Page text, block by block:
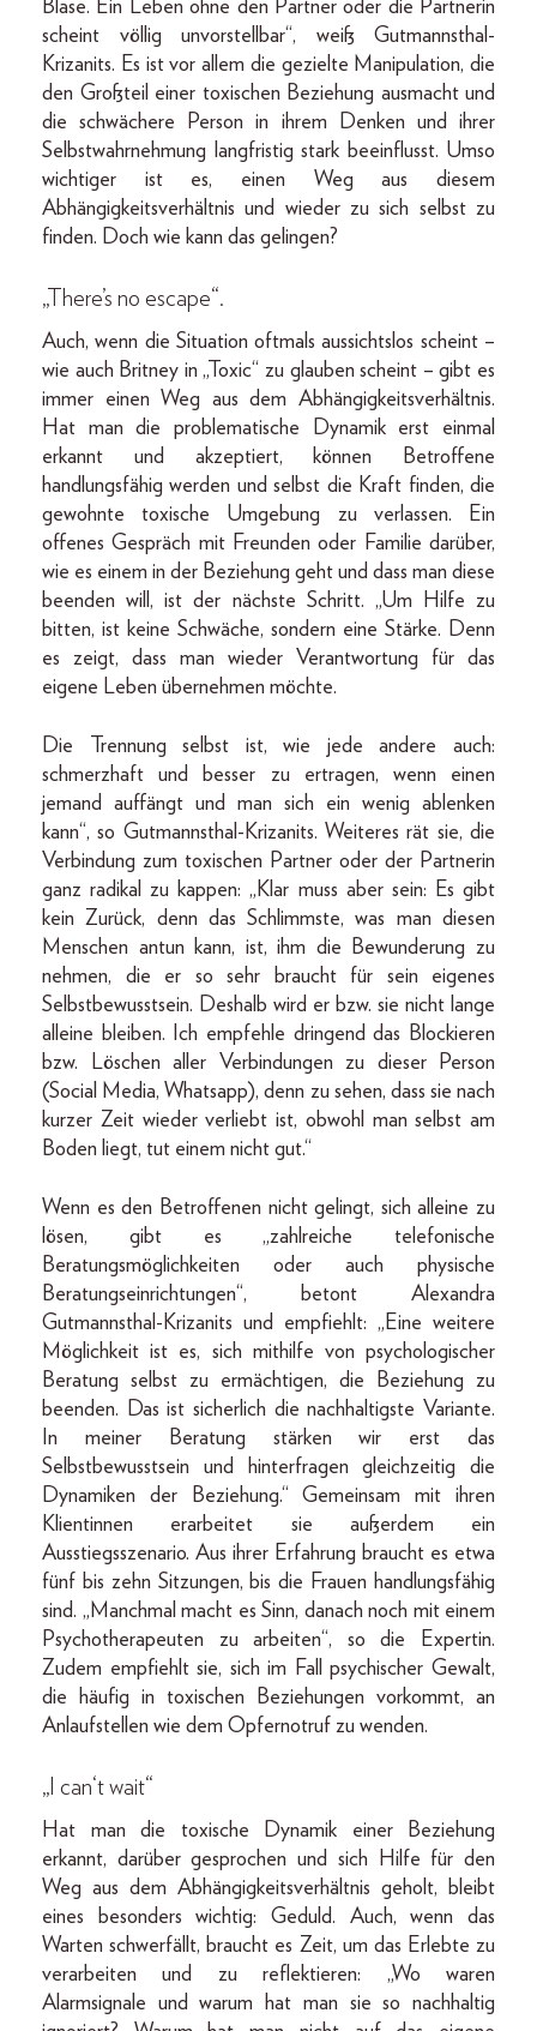
Blase. Ein Leben ohne den Partner oder die Partnerin
scheint völlig unvorstellbar“, weiß Gutmannsthal-
Krizanits. Es ist vor allem die gezielte Manipulation, die
den Großteil einer toxischen Beziehung ausmacht und
die schwächere Person in ihrem Denken und ihrer
Selbstwahrnehmung langfristig stark beeinflusst. Umso
wichtiger ist es, einen Weg aus diesem
Abhängigkeitsverhältnis und wieder zu sich selbst zu
finden. Doch wie kann das gelingen?
„There’s no escape“.
Auch, wenn die Situation oftmals aussichtslos scheint –
wie auch Britney in „Toxic“ zu glauben scheint – gibt es
immer einen Weg aus dem Abhängigkeitsverhältnis.
Hat man die problematische Dynamik erst einmal
erkannt und akzeptiert, können Betroffene
handlungsfähig werden und selbst die Kraft finden, die
gewohnte toxische Umgebung zu verlassen. Ein
offenes Gespräch mit Freunden oder Familie darüber,
wie es einem in der Beziehung geht und dass man diese
beenden will, ist der nächste Schritt. „Um Hilfe zu
bitten, ist keine Schwäche, sondern eine Stärke. Denn
es zeigt, dass man wieder Verantwortung für das
eigene Leben übernehmen möchte.
Die Trennung selbst ist, wie jede andere auch:
schmerzhaft und besser zu ertragen, wenn einen
jemand auffängt und man sich ein wenig ablenken
kann“, so Gutmannsthal-Krizanits. Weiteres rät sie, die
Verbindung zum toxischen Partner oder der Partnerin
ganz radikal zu kappen: „Klar muss aber sein: Es gibt
kein Zurück, denn das Schlimmste, was man diesen
Menschen antun kann, ist, ihm die Bewunderung zu
nehmen, die er so sehr braucht für sein eigenes
Selbstbewusstsein. Deshalb wird er bzw. sie nicht lange
alleine bleiben. Ich empfehle dringend das Blockieren
bzw. Löschen aller Verbindungen zu dieser Person
(Social Media, Whatsapp), denn zu sehen, dass sie nach
kurzer Zeit wieder verliebt ist, obwohl man selbst am
Boden liegt, tut einem nicht gut.“
Wenn es den Betroffenen nicht gelingt, sich alleine zu
lösen, gibt es „zahlreiche telefonische
Beratungsmöglichkeiten oder auch physische
Beratungseinrichtungen“, betont Alexandra
Gutmannsthal-Krizanits und empfiehlt: „Eine weitere
Möglichkeit ist es, sich mithilfe von psychologischer
Beratung selbst zu ermächtigen, die Beziehung zu
beenden. Das ist sicherlich die nachhaltigste Variante.
In meiner Beratung stärken wir erst das
Selbstbewusstsein und hinterfragen gleichzeitig die
Dynamiken der Beziehung.“ Gemeinsam mit ihren
Klientinnen erarbeitet sie außerdem ein
Ausstiegsszenario. Aus ihrer Erfahrung braucht es etwa
fünf bis zehn Sitzungen, bis die Frauen handlungsfähig
sind. „Manchmal macht es Sinn, danach noch mit einem
Psychotherapeuten zu arbeiten“, so die Expertin.
Zudem empfiehlt sie, sich im Fall psychischer Gewalt,
die häufig in toxischen Beziehungen vorkommt, an
Anlaufstellen wie dem Opfernotruf zu wenden.
„I can‘t wait“
Hat man die toxische Dynamik einer Beziehung
erkannt, darüber gesprochen und sich Hilfe für den
Weg aus dem Abhängigkeitsverhältnis geholt, bleibt
eines besonders wichtig: Geduld. Auch, wenn das
Warten schwerfällt, braucht es Zeit, um das Erlebte zu
verarbeiten und zu reflektieren: „Wo waren
Alarmsignale und warum hat man sie so nachhaltig